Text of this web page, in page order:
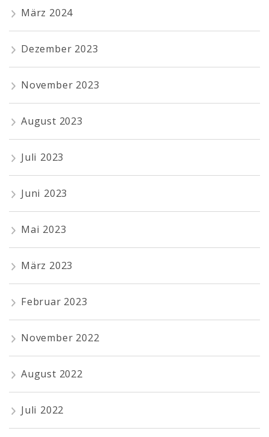
März 2024
Dezember 2023
November 2023
August 2023
Juli 2023
Juni 2023
Mai 2023
März 2023
Februar 2023
November 2022
August 2022
Juli 2022